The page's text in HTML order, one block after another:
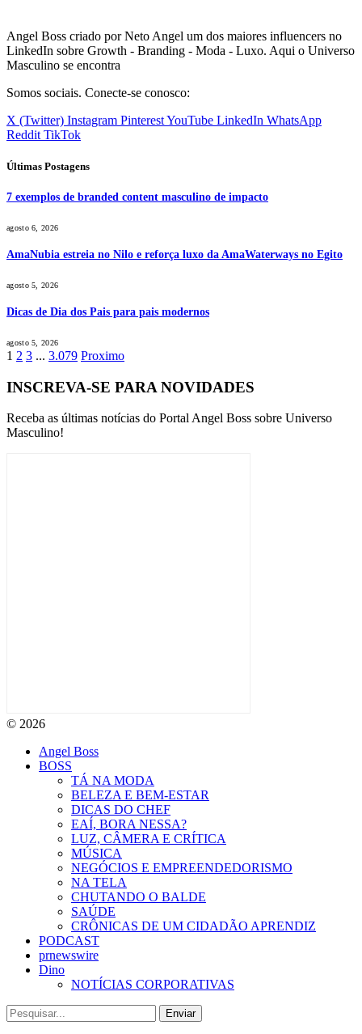
Angel Boss criado por Neto Angel um dos maiores influencers no
LinkedIn sobre Growth - Branding - Moda - Luxo. Aqui o Universo
Masculino se encontra
Somos sociais. Conecte-se conosco:
X (Twitter) Instagram PinterestYouTube LinkedIn WhatsApp
Reddit TikTok
Últimas Postagens
7 exemplos de branded content masculino de impacto
agosto 6, 2026
AmaNubia estreia no Nilo e reforça luxo da AmaWaterways no Egito
agosto 5, 2026
Dicas de Dia dos Pais para pais modernos
agosto 5, 2026
1 2 3 ... 3.079 Proximo
INSCREVA-SE PARA NOVIDADES
Receba as últimas notícias do Portal Angel Boss sobre Universo
Masculino!
© 2026
Angel Boss
BOSS
TÁ NA MODA
BELEZA E BEM-ESTAR
DICAS DO CHEF
EAÍ, BORA NESSA?
LUZ, CÂMERA E CRÍTICA
MÚSICA
NEGÓCIOS E EMPREENDEDORISMO
NA TELA
CHUTANDO O BALDE
SAÚDE
CRÔNICAS DE UM CIDADÃO APRENDIZ
PODCAST
prnewswire
Dino
NOTÍCIAS CORPORATIVAS
Enviar